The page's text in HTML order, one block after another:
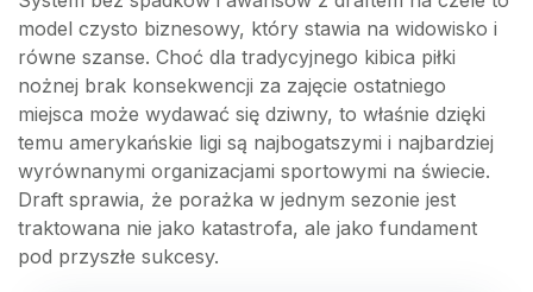
model czysto biznesowy, który stawia na widowisko i
równe szanse. Choć dla tradycyjnego kibica piłki
nożnej brak konsekwencji za zajęcie ostatniego
miejsca może wydawać się dziwny, to właśnie dzięki
temu amerykańskie ligi są najbogatszymi i najbardziej
wyrównanymi organizacjami sportowymi na świecie.
Draft sprawia, że porażka w jednym sezonie jest
traktowana nie jako katastrofa, ale jako fundament
pod przyszłe sukcesy.